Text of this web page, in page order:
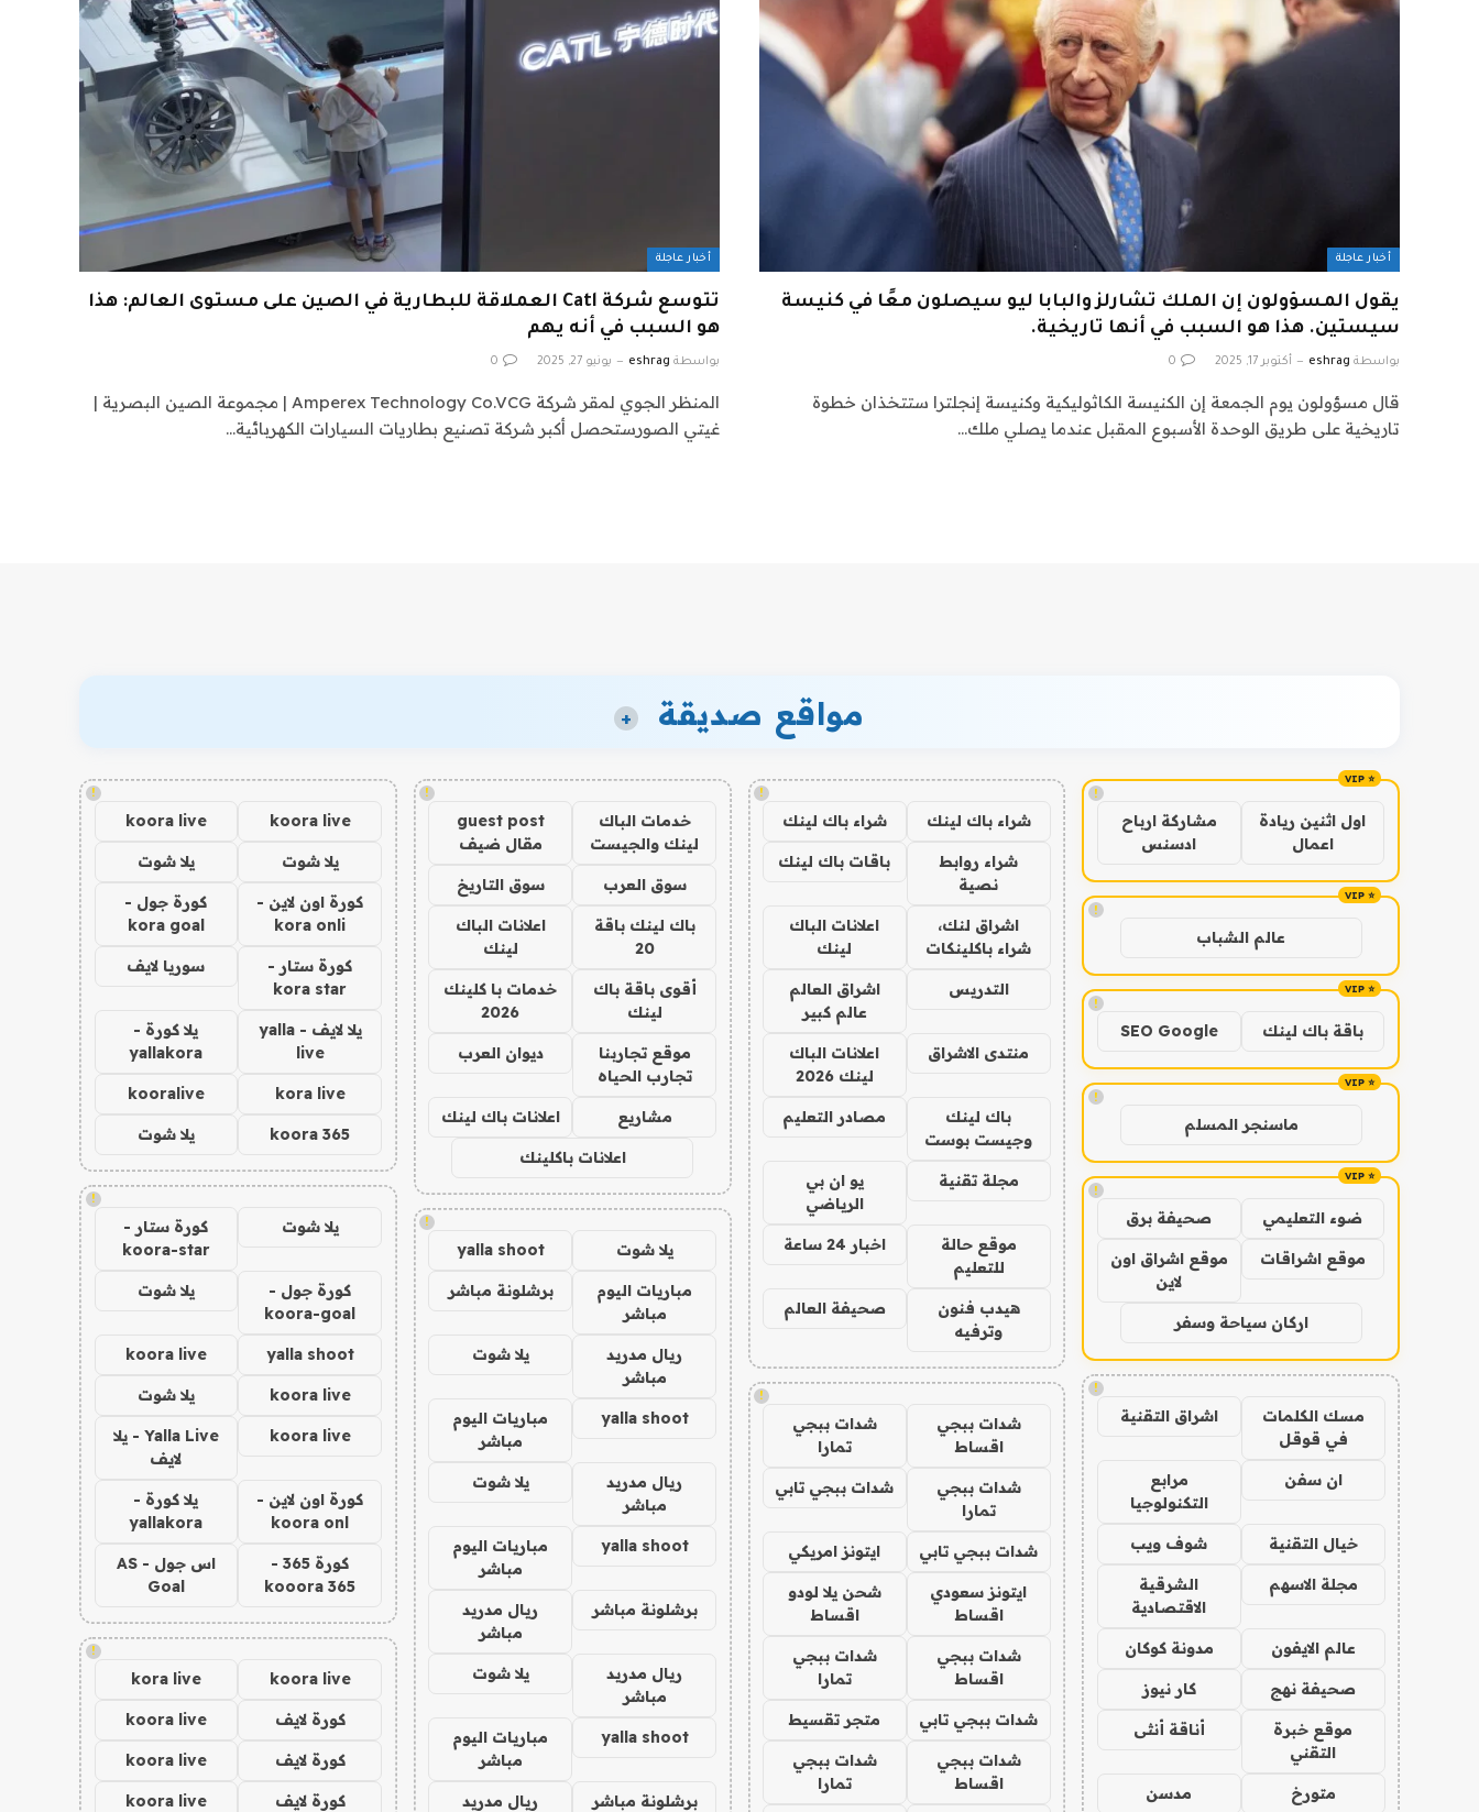
أخبار عاجلة
يقول المسؤولون إن الملك تشارلز والبابا ليو سيصلون معًا في كنيسة
سيستين. هذا هو السبب في أنها تاريخية.
بواسطة eshrag أكتوبر 17, 2025 0
قال مسؤولون يوم الجمعة إن الكنيسة الكاثوليكية وكنيسة إنجلترا ستتخذان خطوة
تاريخية على طريق الوحدة الأسبوع المقبل عندما يصلي ملك…
أخبار عاجلة
تتوسع شركة Catl العملاقة للبطارية في الصين على مستوى العالم: هذا
هو السبب في أنه يهم
بواسطة eshrag يونيو 27, 2025 0
المنظر الجوي لمقر شركة Amperex Technology Co.VCG | مجموعة الصين البصرية |
غيتي الصورستحصل أكبر شركة تصنيع بطاريات السيارات الكهربائية…
مواقع صديقة +
!
اول اثنين ريادة
اعمال
مشاركة ارباح
ادسنس
!
عالم الشباب
!
باقة باك لينك SEO Google
!
ماسنجر المسلم
!
ضوء التعليمي صحيفة برق
موقع اشراقات
موقع اشراق اون
لاين
اركان سياحة وسفر
!
مسك الكلمات
في قوقل
اشراق التقنية
ان سفن
مرابع
التكنولوجيا
خيال التقنية شوف ويب
مجلة الاسهم
الشرقية
الاقتصادية
عالم الايفون مدونة كوكان
صحيفة نهج كار نيوز
موقع خبرة
التقني
أناقة أنثى
متورخ مدسن
!
شراء باك لينك شراء باك لينك
شراء روابط
نصية
باقات باك لينك
اشراق لنك،
شراء باكلينكات
اعلانات الباك
لينك
التدريس
اشراق العالم
عالم كبير
منتدى الاشراق
اعلانات الباك
لينك 2026
باك لينك
وجيست بوست
مصادر التعليم
مجلة تقنية
يو ان بي
الرياضي
موقع حالة
للتعليم
اخبار 24 ساعة
هيدب فنون
وترفيه
صحيفة العالم
!
شدات ببجي
اقساط
شدات ببجي
تمارا
شدات ببجي
تمارا
شدات ببجي تابي
شدات ببجي تابي ايتونز امريكي
ايتونز سعودي
اقساط
شحن يلا لودو
اقساط
شدات ببجي
اقساط
شدات ببجي
تمارا
شدات ببجي تابي متجر تقسيط
شدات ببجي
اقساط
شدات ببجي
تمارا
!
خدمات الباك
لينك والجيست
guest post
مقال ضيف
سوق العرب سوق التاريخ
باك لينك باقة
20
اعلانات الباك
لينك
أقوى باقة باك
لينك
خدمات با كلينك
2026
موقع تجاربنا
تجارب الحياه
ديوان العرب
مشاريع اعلانات باك لينك
اعلانات باكلينك
!
يلا شوت yalla shoot
مباريات اليوم
مباشر
برشلونة مباشر
ريال مدريد
مباشر
يلا شوت
yalla shoot
مباريات اليوم
مباشر
ريال مدريد
مباشر
يلا شوت
yalla shoot
مباريات اليوم
مباشر
برشلونة مباشر
ريال مدريد
مباشر
ريال مدريد
مباشر
يلا شوت
yalla shoot
مباريات اليوم
مباشر
برشلونة مباشر
ريال مدريد
!
koora live
koora live
يلا شوت يلا شوت
كورة اون لاين -
kora onli
كورة جول -
kora goal
كورة ستار -
kora star
سوريا لايف
يلا لايف - yalla
live
يلا كورة -
yallakora
kora live
kooralive
koora 365 يلا شوت
!
يلا شوت
كورة ستار -
koora-star
كورة جول -
koora-goal
يلا شوت
yalla shoot
koora live
koora live يلا شوت
koora live
Yalla Live - يلا
لايف
كورة اون لاين -
koora onl
يلا كورة -
yallakora
كورة 365 -
kooora 365
اس جول - AS
Goal
!
koora live
kora live
كورة لايف koora live
كورة لايف koora live
كورة لايف koora live